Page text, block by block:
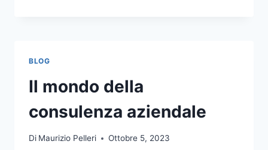
PER
L’ARREDO
GIARDINO
BLOG
Il mondo della
consulenza aziendale
Di Maurizio Pelleri Ottobre 5, 2023